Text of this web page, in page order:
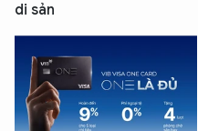
di sản